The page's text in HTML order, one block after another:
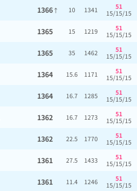
1366↑ 10 1341
51
15/15/15
1365 15 1219
51
15/15/15
1365 35 1462
51
15/15/15
1364 15.6 1171
51
15/15/15
1364 16.7 1285
51
15/15/15
1362 16.7 1273
51
15/15/15
1362 22.5 1770
51
15/15/15
1361 27.5 1433
51
15/15/15
1361 11.4 1246
51
15/15/15